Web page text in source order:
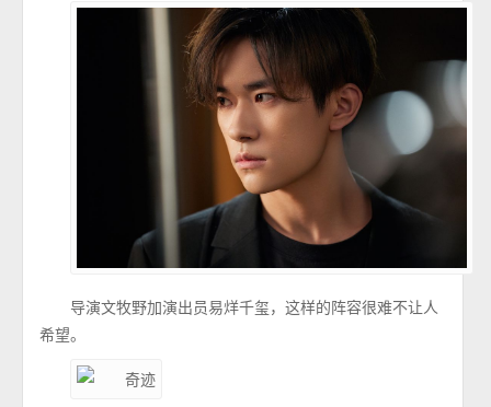
导演文牧野加演出员易烊千玺，这样的阵容很难不让人
希望。